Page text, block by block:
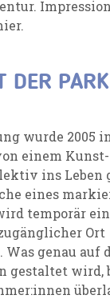
.
.
DER
wurde 2005
einem
ins Leben
eines
temporär ein
Ort
Was genau auf
gestaltet wird,